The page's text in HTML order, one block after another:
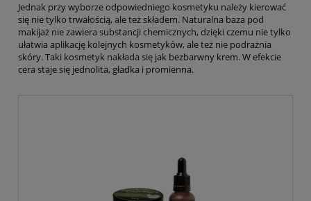
Jednak przy wyborze odpowiedniego kosmetyku należy kierować
się nie tylko trwałością, ale też składem. Naturalna baza pod
makijaż nie zawiera substancji chemicznych, dzięki czemu nie tylko
ułatwia aplikację kolejnych kosmetyków, ale też nie podrażnia
skóry. Taki kosmetyk nakłada się jak bezbarwny krem. W efekcie
cera staje się jednolita, gładka i promienna.